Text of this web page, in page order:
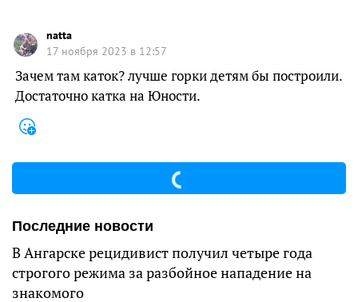
natta
17 ноября 2023 в 12:57
Зачем там каток? лучше горки детям бы построили.
Достаточно катка на Юности.
Последние новости
В Ангарске рецидивист получил четыре года
строгого режима за разбойное нападение на
знакомого